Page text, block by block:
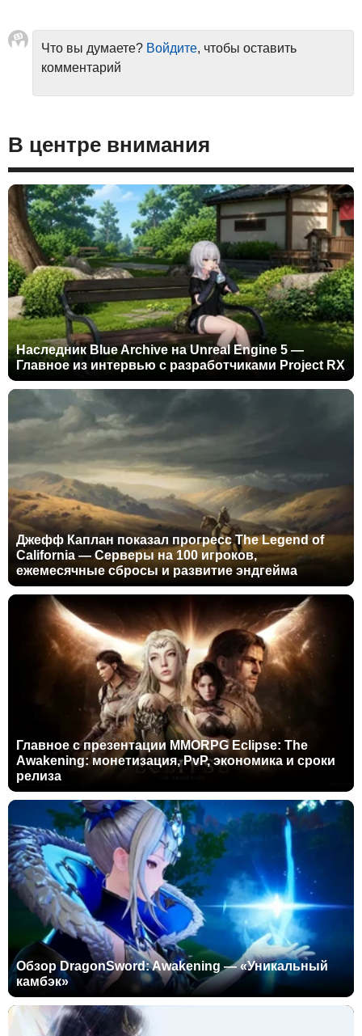
Что вы думаете? Войдите, чтобы оставить
комментарий
В центре внимания
Наследник Blue Archive на Unreal Engine 5 —
Главное из интервью с разработчиками Project RX
Джефф Каплан показал прогресс The Legend of
California — Серверы на 100 игроков,
ежемесячные сбросы и развитие эндгейма
Главное с презентации MMORPG Eclipse: The
Awakening: монетизация, PvP, экономика и сроки
релиза
Обзор DragonSword: Awakening — «Уникальный
камбэк»